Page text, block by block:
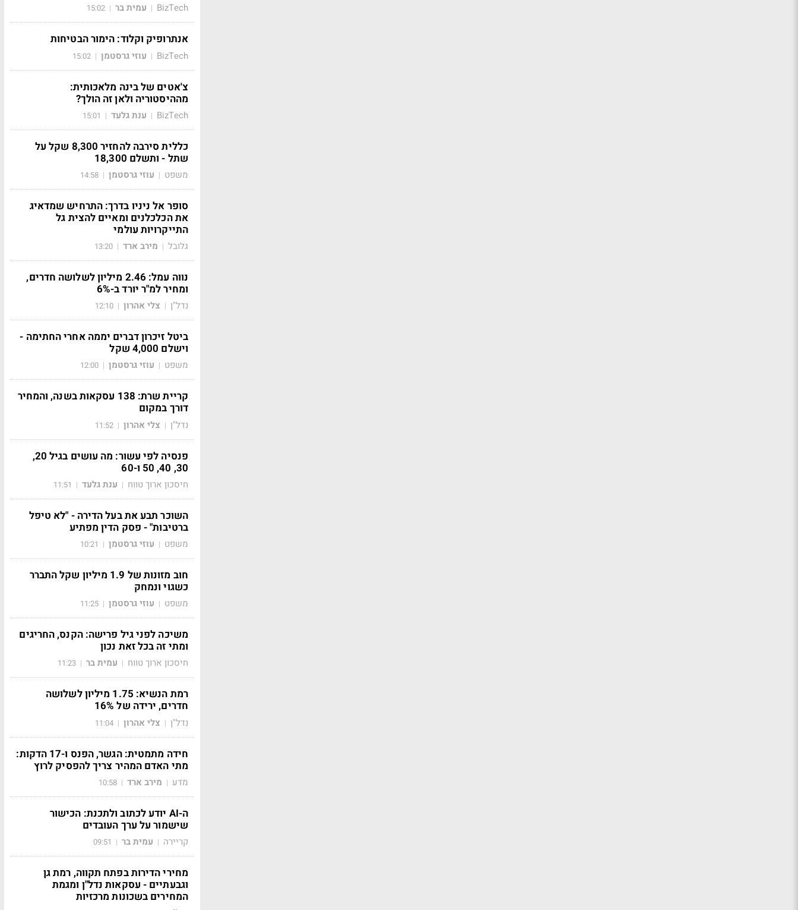
BizTech
| עמית בר |
15:02
אנתרופיק וקלוד: הימור הבטיחות
BizTech
| עוזי גרסטמן |
15:02
צ'אטים של בינה מלאכותית:
מההיסטוריה ולאן זה הולך?
BizTech
| ענת גלעד |
15:01
כללית סירבה להחזיר 8,300 שקל על
שתל - ותשלם 18,300
משפט | עוזי גרסטמן |
14:58
סופר אל ניניו בדרך: התרחיש שמדאיג
את הכלכלנים ומאיים להצית גל
התייקרויות עולמי
גלובל | מירב ארד |
13:20
נווה עמל: 2.46 מיליון לשלושה חדרים,
ומחיר למ"ר יורד ב-6%
נדל"ן | צלי אהרון |
12:10
ביטל זיכרון דברים יממה אחרי החתימה -
וישלם 4,000 שקל
משפט | עוזי גרסטמן |
12:00
קריית שרת: 138 עסקאות בשנה, והמחיר
דורך במקום
נדל"ן | צלי אהרון |
11:52
פנסיה לפי עשור: מה עושים בגיל 20,
30, 40, 50 ו-60
חיסכון ארוך טווח | ענת גלעד |
11:51
השוכר תבע את בעל הדירה - "לא טיפל
ברטיבות" - פסק הדין מפתיע
משפט | עוזי גרסטמן |
10:21
חוב מזונות של 1.9 מיליון שקל התברר
כשגוי ונמחק
משפט | עוזי גרסטמן |
11:25
משיכה לפני גיל פרישה: הקנס, החריגים
ומתי זה בכל זאת נכון
חיסכון ארוך טווח | עמית בר |
11:23
רמת הנשיא: 1.75 מיליון לשלושה
חדרים, ירידה של 16%
נדל"ן | צלי אהרון |
11:04
חידה מתמטית: הגשר, הפנס ו-17 הדקות:
מתי האדם המהיר צריך להפסיק לרוץ
מדע | מירב ארד |
10:58
ה-AI יודע לכתוב ולתכנת: הכישור
שישמור על ערך העובדים
קריירה | עמית בר |
09:51
מחירי הדירות בפתח תקווה, רמת גן
וגבעתיים - עסקאות נדל"ן ומגמת
המחירים בשכונות מרכזיות